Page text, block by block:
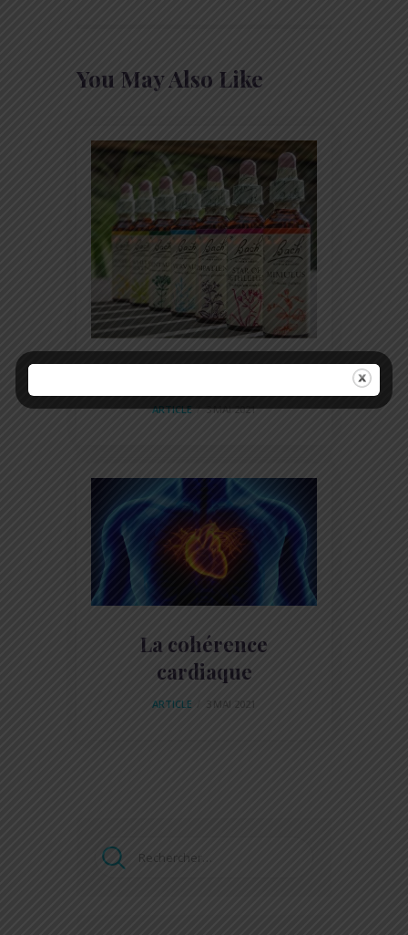
You May Also Like
ARTICLE 3 MAI 2021
La cohérence
cardiaque
ARTICLE 3 MAI 2021
Rechercher :